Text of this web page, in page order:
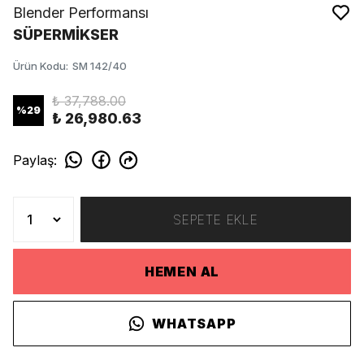
Blender Performansı
SÜPERMİKSER
Ürün Kodu: SM 142/40
%29
₺ 37,788.00
₺ 26,980.63
Paylaş:
SEPETE EKLE
HEMEN AL
WHATSAPP